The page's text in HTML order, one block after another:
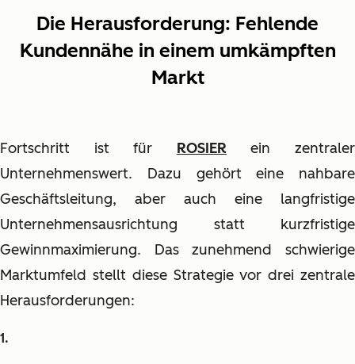
Die Herausforderung: Fehlende
Kundennähe in einem umkämpften
Markt
Fortschritt ist für ROSIERein zentraler
Unternehmenswert. Dazu gehört eine nahbare
Geschäftsleitung, aber auch eine langfristige
Unternehmensausrichtung statt kurzfristige
Gewinnmaximierung. Das zunehmend schwierige
Marktumfeld stellt diese Strategie vor drei zentrale
Herausforderungen: